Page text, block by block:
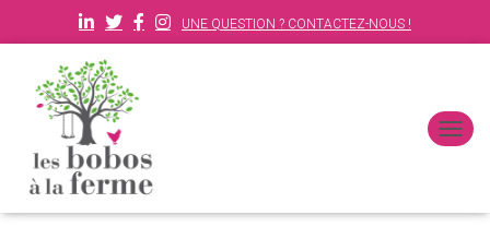
UNE QUESTION ? CONTACTEZ-NOUS !
D